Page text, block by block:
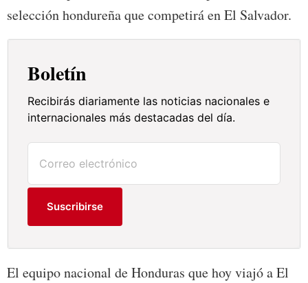
selección hondureña que competirá en El Salvador.
Boletín
Recibirás diariamente las noticias nacionales e
internacionales más destacadas del día.
Suscribirse
El equipo nacional de Honduras que hoy viajó a El